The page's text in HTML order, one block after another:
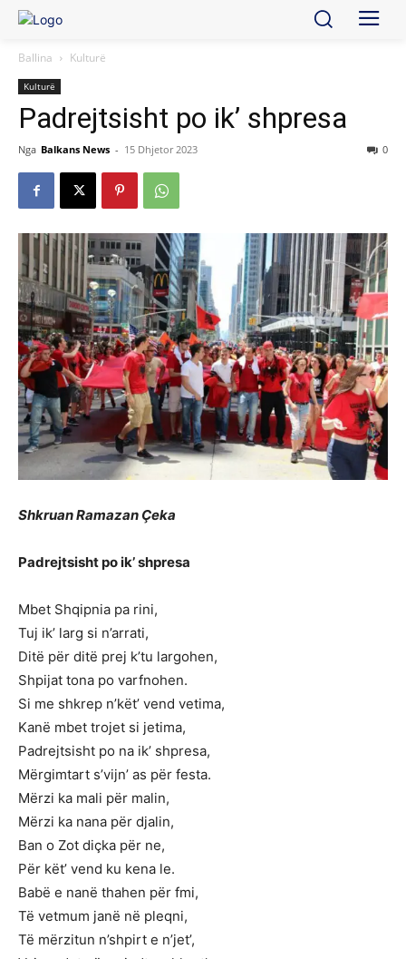
Ballina Kulturë
Kulturë
Padrejtsisht po ik’ shpresa
Nga Balkans News - 15 Dhjetor 2023 0
Shkruan Ramazan Çeka
Padrejtsisht po ik’ shpresa
Mbet Shqipnia pa rini,
Tuj ik’ larg si n’arrati,
Ditë për ditë prej k’tu largohen,
Shpijat tona po varfnohen.
Si me shkrep n’kët’ vend vetima,
Kanë mbet trojet si jetima,
Padrejtsisht po na ik’ shpresa,
Mërgimtart s’vijn’ as për festa.
Mërzi ka mali për malin,
Mërzi ka nana për djalin,
Ban o Zot diçka për ne,
Për kët’ vend ku kena le.
Babë e nanë thahen për fmi,
Të vetmum janë në pleqni,
Të mërzitun n’shpirt e n’jet’,